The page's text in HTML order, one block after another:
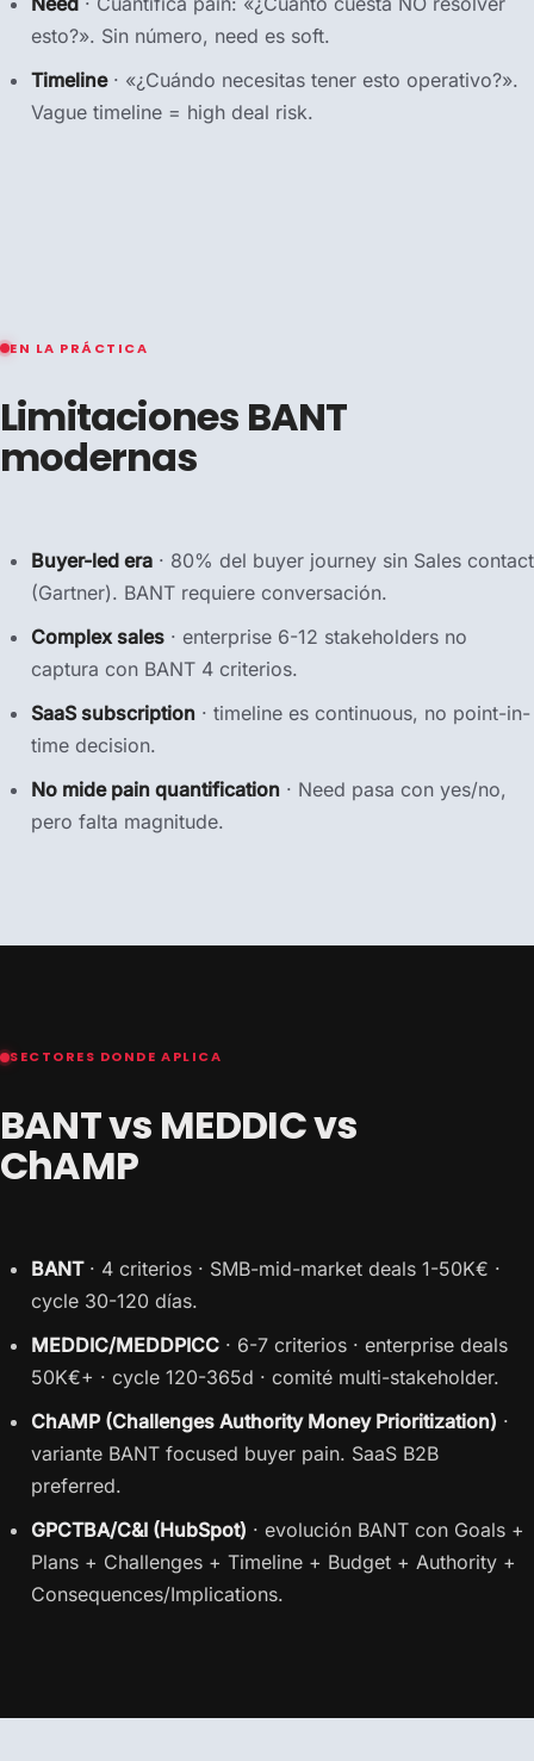
esto?». Sin número, need es soft.
Timeline· «¿Cuándo necesitas tener esto operativo?».
Vague timeline = high deal risk.
EN LA PRÁCTICA
Limitaciones BANT
modernas
Buyer-led era · 80% del buyer journey sin Sales contact
(Gartner). BANT requiere conversación.
Complex sales · enterprise 6-12 stakeholders no
captura con BANT 4 criterios.
SaaS subscription · timeline es continuous, no point-in-
time decision.
No mide pain quantification · Need pasa con yes/no,
pero falta magnitude.
SECTORES DONDE APLICA
BANT vs MEDDIC vs
ChAMP
BANT· 4 criterios · SMB-mid-market deals 1-50K€ ·
cycle 30-120 días.
MEDDIC/MEDDPICC · 6-7 criterios · enterprise deals
50K€+ · cycle 120-365d · comité multi-stakeholder.
ChAMP (Challenges Authority Money Prioritization) ·
variante BANT focused buyer pain. SaaS B2B
preferred.
GPCTBA/C&I (HubSpot) · evolución BANT con Goals +
Plans + Challenges + Timeline + Budget + Authority +
Consequences/Implications.